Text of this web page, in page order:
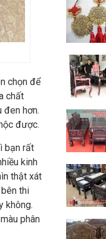
chọn để
chất
đen hơn.
được.
bạn rất
kinh
thật xát
thi
không.
phân